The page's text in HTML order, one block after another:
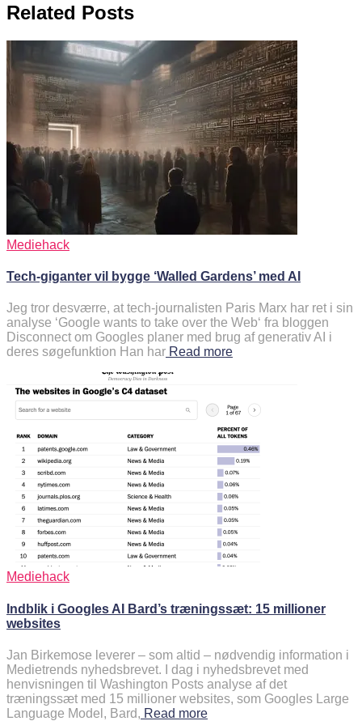
Related Posts
Mediehack
Tech-giganter vil bygge ‘Walled Gardens’ med AI
Jeg tror desværre, at tech-journalisten Paris Marx har ret i sin
analyse ‘Google wants to take over the Web‘ fra bloggen
Disconnect om Googles planer med brug af generativ AI i
deres søgefunktion Han har Read more
Mediehack
Indblik i Googles AI Bard’s træningssæt: 15 millioner
websites
Jan Birkemose leverer – som altid – nødvendig information i
Medietrends nyhedsbrevet. I dag i nyhedsbrevet med
henvisningen til Washington Posts analyse af det
træningssæt med 15 millioner websites, som Googles Large
Language Model, Bard, Read more